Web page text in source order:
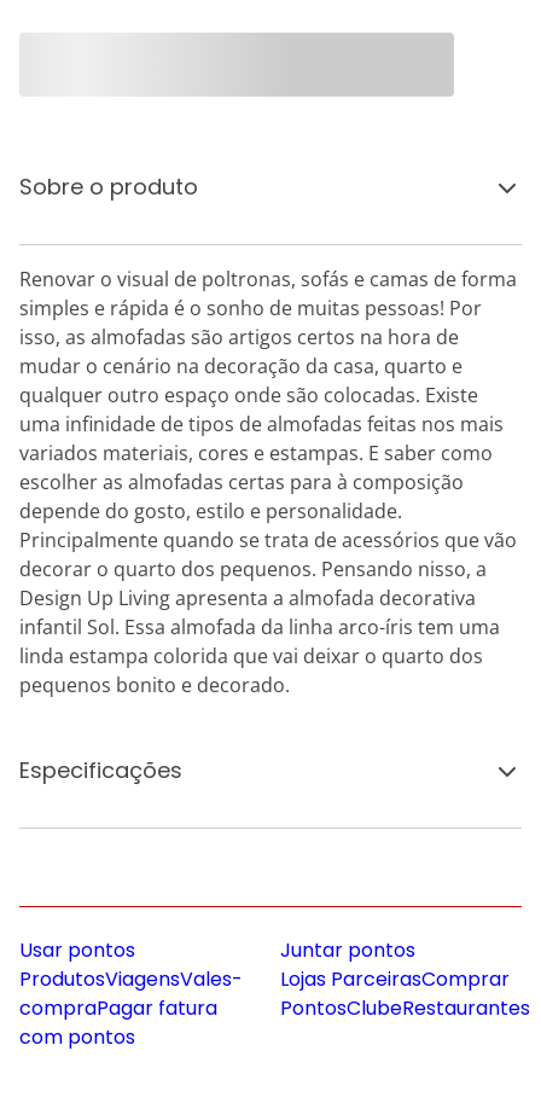
Sobre o produto
Renovar o visual de poltronas, sofás e camas de forma
simples e rápida é o sonho de muitas pessoas! Por
isso, as almofadas são artigos certos na hora de
mudar o cenário na decoração da casa, quarto e
qualquer outro espaço onde são colocadas. Existe
uma infinidade de tipos de almofadas feitas nos mais
variados materiais, cores e estampas. E saber como
escolher as almofadas certas para à composição
depende do gosto, estilo e personalidade.
Principalmente quando se trata de acessórios que vão
decorar o quarto dos pequenos. Pensando nisso, a
Design Up Living apresenta a almofada decorativa
infantil Sol. Essa almofada da linha arco-íris tem uma
linda estampa colorida que vai deixar o quarto dos
pequenos bonito e decorado.
Especificações
Usar pontos
ProdutosViagensVales-
compraPagar fatura
com pontos
Juntar pontos
Lojas ParceirasComprar
PontosClubeRestaurantes